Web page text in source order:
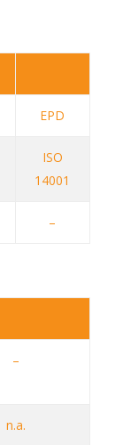
EPD
ISO
14001
–
–
n.a.